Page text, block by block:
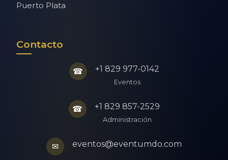
Puerto Plata
Contacto
☎ +1 829 977-0142
Eventos
☎ +1 829 857-2529
Administración
✉ eventos@eventumdo.com